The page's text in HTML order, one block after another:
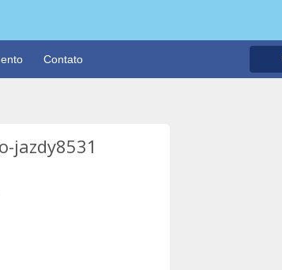
Contato
jazdy8531